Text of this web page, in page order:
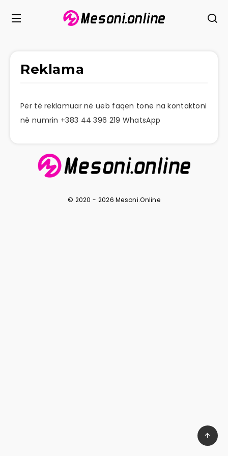
Reklama
Për të reklamuar në ueb faqen tonë na kontaktoni
në numrin +383 44 396 219 WhatsApp
© 2020 - 2026 Mesoni.Online